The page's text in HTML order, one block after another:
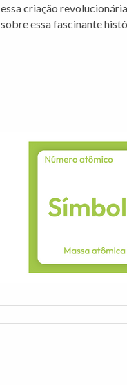
essa criação
sobre essa fascinante